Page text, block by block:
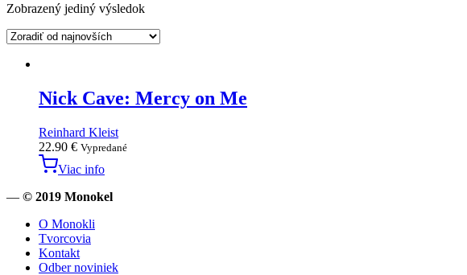
Zobrazený jediný výsledok
Nick Cave: Mercy on Me
Reinhard Kleist
22.90 € Vypredané
Viac info
— © 2019 Monokel
O Monokli
Tvorcovia
Kontakt
Odber noviniek